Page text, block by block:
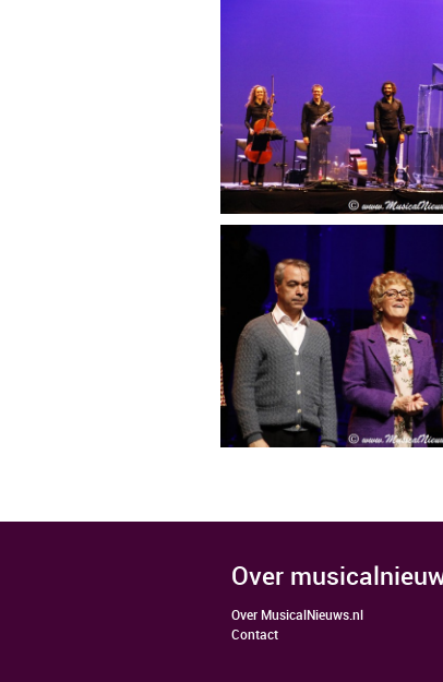
over
Over MusicalNieuws.nl
Contact